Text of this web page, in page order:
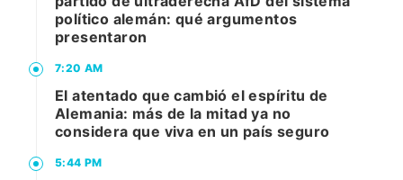
político alemán: qué argumentos
presentaron
7:20 AM
El atentado que cambió el espíritu de
Alemania: más de la mitad ya no
considera que viva en un país seguro
5:44 PM